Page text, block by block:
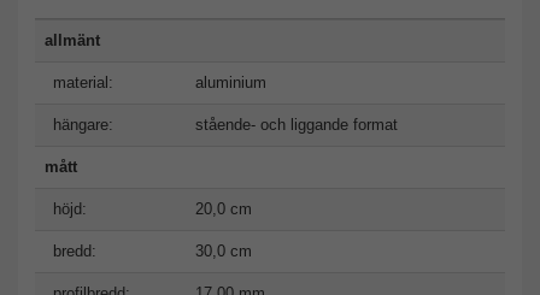
allmänt
material: aluminium
hängare: stående- och liggande format
mått
höjd: 20,0 cm
bredd: 30,0 cm